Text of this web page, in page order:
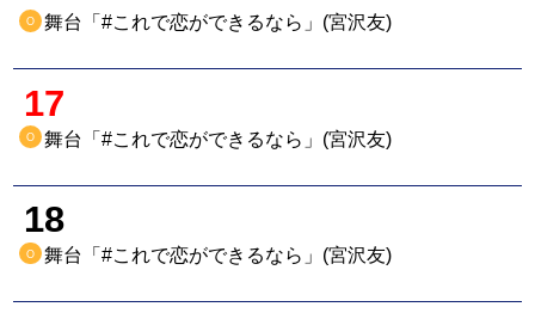
O 舞台「#これで恋ができるなら」(宮沢友)
17
O 舞台「#これで恋ができるなら」(宮沢友)
18
O 舞台「#これで恋ができるなら」(宮沢友)